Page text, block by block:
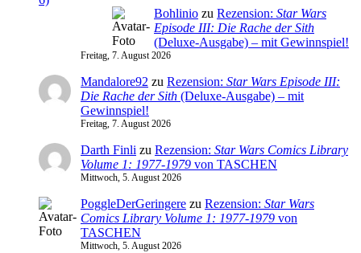
Bohlinio zu Rezension: Star Wars
Episode III: Die Rache der Sith
(Deluxe-Ausgabe) – mit Gewinnspiel!
Freitag, 7. August 2026
Mandalore92 zu Rezension: Star Wars Episode III:
Die Rache der Sith (Deluxe-Ausgabe) – mit
Gewinnspiel!
Freitag, 7. August 2026
Darth Finli zu Rezension: Star Wars Comics Library
Volume 1: 1977-1979 von TASCHEN
Mittwoch, 5. August 2026
PoggleDerGeringere zu Rezension: Star Wars
Comics Library Volume 1: 1977-1979 von
TASCHEN
Mittwoch, 5. August 2026